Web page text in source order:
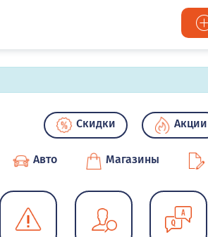
Скидки Акции
Авто Магазины